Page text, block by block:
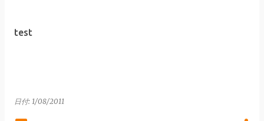
test
日付: 1/08/2011